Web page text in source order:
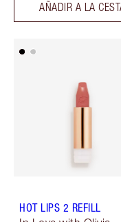
AÑADIR A LA
HOT LIPS 2 REFILL